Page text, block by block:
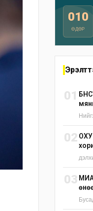
010
ӨДӨР
01
02 ОХУ
03